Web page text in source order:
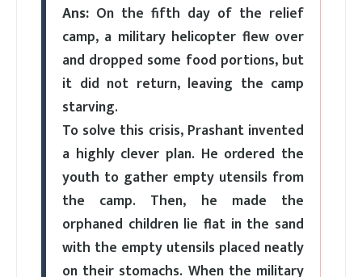
Ans: On the fifth day of the relief
camp, a military helicopter flew over
and dropped some food portions, but
it did not return, leaving the camp
starving.
To solve this crisis, Prashant invented
a highly clever plan. He ordered the
youth to gather empty utensils from
the camp. Then, he made the
orphaned children lie flat in the sand
with the empty utensils placed neatly
on their stomachs. When the military